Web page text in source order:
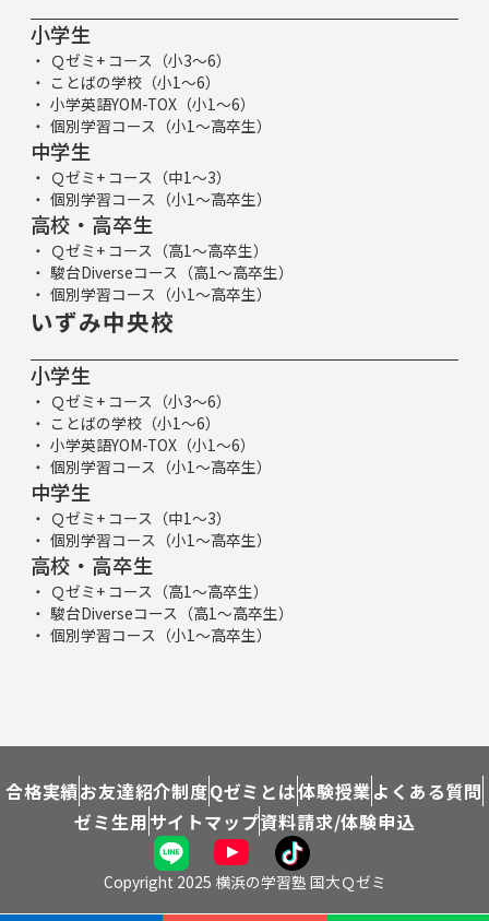
小学生
Ｑゼミ+ コース（小3～6）
ことばの学校（小1～6）
小学英語YOM-TOX（小1～6）
個別学習コース（小1～高卒生）
中学生
Ｑゼミ+ コース（中1～3）
個別学習コース（小1～高卒生）
高校・高卒生
Ｑゼミ+ コース（高1～高卒生）
駿台Diverseコース（高1～高卒生）
個別学習コース（小1～高卒生）
いずみ中央校
小学生
Ｑゼミ+ コース（小3～6）
ことばの学校（小1～6）
小学英語YOM-TOX（小1～6）
個別学習コース（小1～高卒生）
中学生
Ｑゼミ+ コース（中1～3）
個別学習コース（小1～高卒生）
高校・高卒生
Ｑゼミ+ コース（高1～高卒生）
駿台Diverseコース（高1～高卒生）
個別学習コース（小1～高卒生）
合格実績お友達紹介制度Qゼミとは体験授業よくある質問
ゼミ生用サイトマップ資料請求/体験申込
Copyright 2025 横浜の学習塾 国大Ｑゼミ